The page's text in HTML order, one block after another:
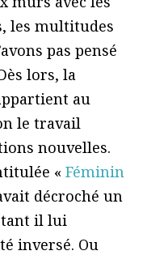
les multitudes
pas pensé
lors, la
au
le travail
nouvelles.
« Féminin
décroché un
il lui
inversé. Ou